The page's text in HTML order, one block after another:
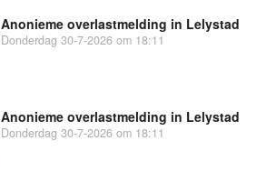
Anonieme overlastmelding in Lelystad
Donderdag 30-7-2026 om 18:11
Anonieme overlastmelding in Lelystad
Donderdag 30-7-2026 om 18:11